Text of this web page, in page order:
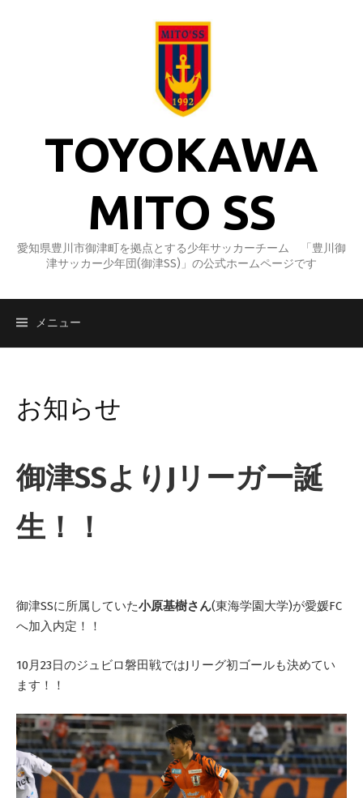
TOYOKAWA
MITO SS
愛知県豊川市御津町を拠点とする少年サッカーチーム 「豊川御
津サッカー少年団(御津SS)」の公式ホームページです
メニュー
お知らせ
御津SSよりJリーガー誕
生！！
御津SSに所属していた小原基樹さん(東海学園大学)が愛媛FC
へ加入内定！！
10月23日のジュビロ磐田戦ではJリーグ初ゴールも決めてい
ます！！